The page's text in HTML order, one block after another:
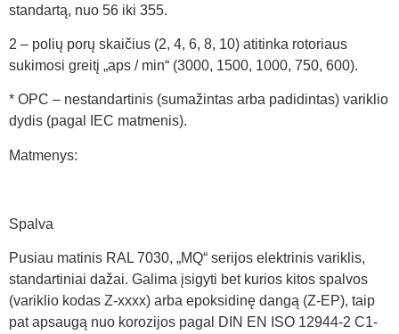
standartą, nuo 56 iki 355.
2 – polių porų skaičius (2, 4, 6, 8, 10) atitinka rotoriaus
sukimosi greitį „aps / min“ (3000, 1500, 1000, 750, 600).
* OPC – nestandartinis (sumažintas arba padidintas) variklio
dydis (pagal IEC matmenis).
Matmenys:
Spalva
Pusiau matinis RAL 7030, „MQ“ serijos elektrinis variklis,
standartiniai dažai. Galima įsigyti bet kurios kitos spalvos
(variklio kodas Z-xxxx) arba epoksidinę dangą (Z-EP), taip
pat apsaugą nuo korozijos pagal DIN EN ISO 12944-2 C1-